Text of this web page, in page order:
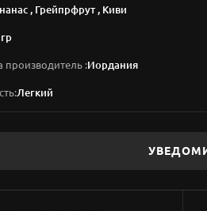
, Грейпрфрут , Киви
производитель :Иордания
Легкий